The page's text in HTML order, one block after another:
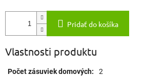
Pridať do košíka
Vlastnosti produktu
Počet zásuviek domových:
2